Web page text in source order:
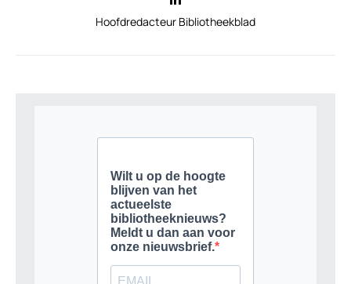
Hoofdredacteur Bibliotheekblad